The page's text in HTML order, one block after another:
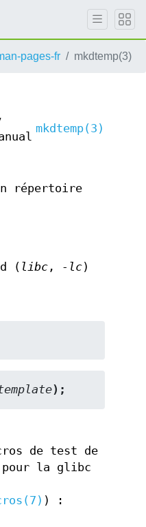
pages-fr mkdtemp(3)
mkdtemp(3)
répertoire
( libc , -lc)
);
de test de
la glibc
) :